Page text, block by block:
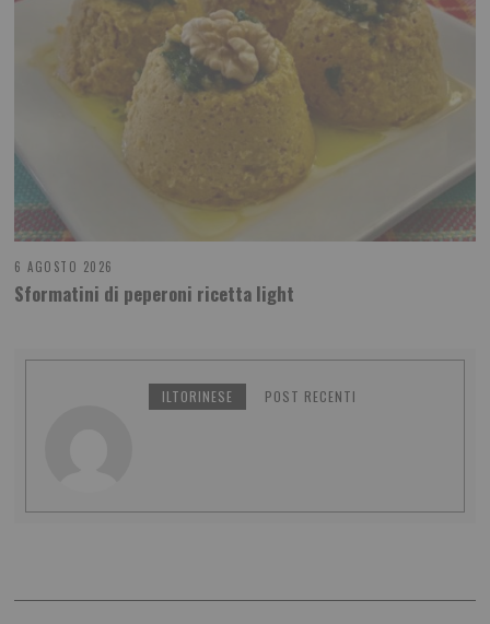
6 AGOSTO 2026
Sformatini di peperoni ricetta light
ILTORINESE POST RECENTI